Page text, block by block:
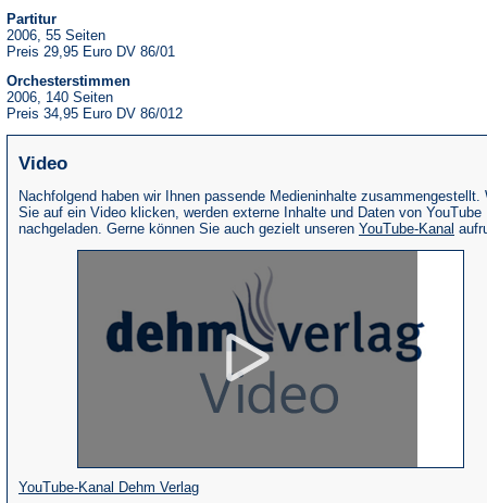
Partitur
2006, 55 Seiten
Preis 29,95 Euro DV 86/01
Orchesterstimmen
2006, 140 Seiten
Preis 34,95 Euro DV 86/012
Video
Nachfolgend haben wir Ihnen passende Medieninhalte zusammengestellt.
Sie auf ein Video klicken, werden externe Inhalte und Daten von YouTube
nachgeladen. Gerne können Sie auch gezielt unseren YouTube-Kanal
YouTube-Kanal Dehm Verlag(Öffnet